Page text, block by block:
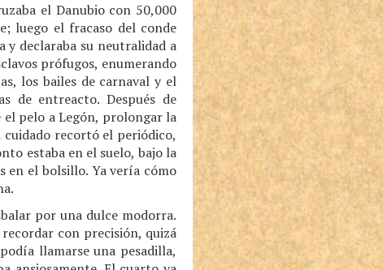
el Danubio con 50,000
luego el fracaso del conde
declaraba su neutralidad a
prófugos, enumerando
los bailes de carnaval y el
de entreacto. Después de
pelo a Legón, prolongar la
cuidado recortó el periódico,
estaba en el suelo, bajo la
en el bolsillo. Ya vería cómo
por una dulce modorra.
con precisión, quizá
llamarse una pesadilla,